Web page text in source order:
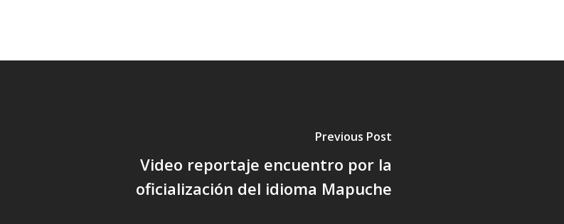
Previous Post
Video reportaje encuentro por la
oficialización del idioma Mapuche